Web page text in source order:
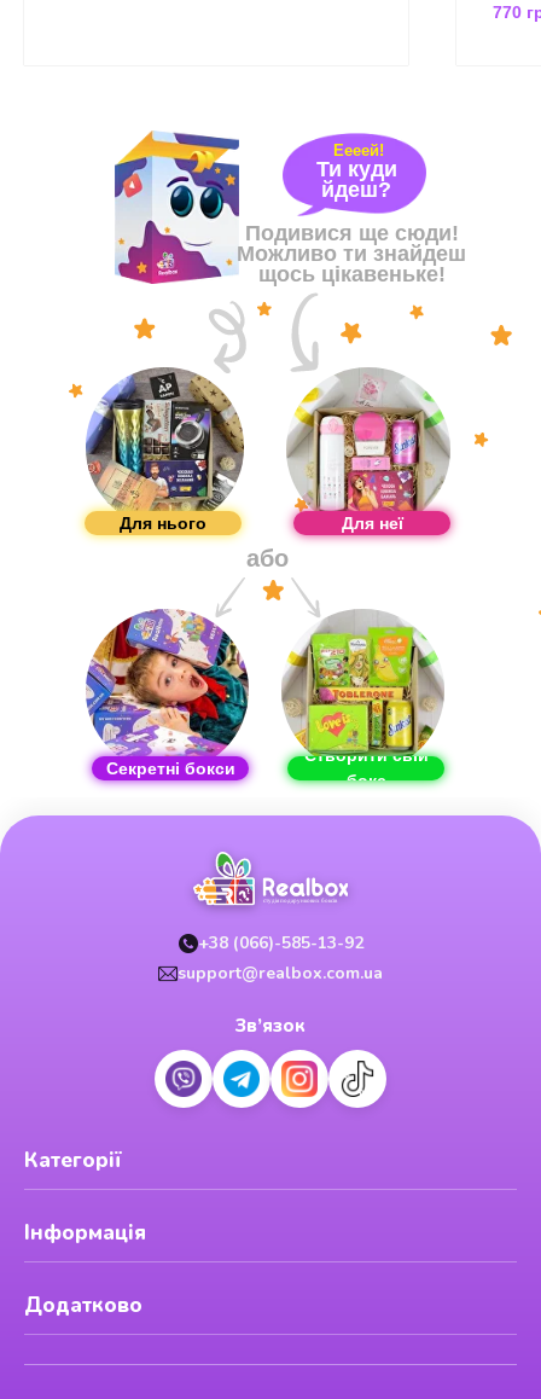
770
Для нього Для неї
або
Секретні бокси
Створити свій
бокс
Ти куди
йдеш?
Подивися ще сюди!
Можливо ти знайдеш
щось цікавеньке!
Еееей!
+38 (066)-585-13-92
support@realbox.com.ua
Зв’язок
Категорії
Інформація
Додатково